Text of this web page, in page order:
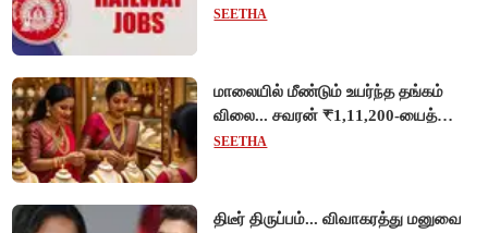
அப்ரண்டிஸ் பணியிடங்களுக்கு
SEETHA
மாலையில் மீண்டும் உயர்ந்த தங்கம்
விலை... சவரன் ₹1,11,200-யைத்
தொட்டது!
SEETHA
திடீர் திருப்பம்... விவாகரத்து மனுவை